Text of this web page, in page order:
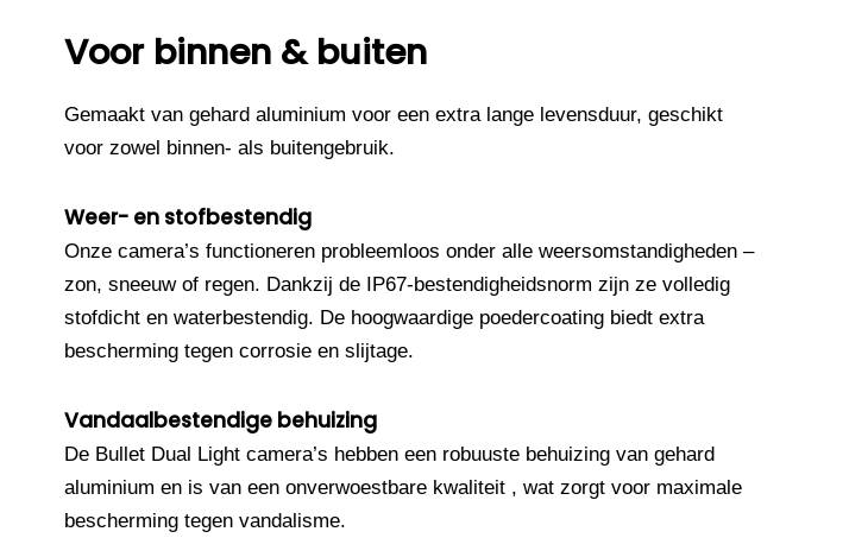
Voor binnen & buiten
Gemaakt van gehard aluminium voor een extra lange levensduur, geschikt
voor zowel binnen- als buitengebruik.
Weer- en stofbestendig
Onze camera’s functioneren probleemloos onder alle weersomstandigheden –
zon, sneeuw of regen. Dankzij de IP67-bestendigheidsnorm zijn ze volledig
stofdicht en waterbestendig. De hoogwaardige poedercoating biedt extra
bescherming tegen corrosie en slijtage.
Vandaalbestendige behuizing
De Bullet Dual Light camera’s hebben een robuuste behuizing van gehard
aluminium en is van een onverwoestbare kwaliteit , wat zorgt voor maximale
bescherming tegen vandalisme.